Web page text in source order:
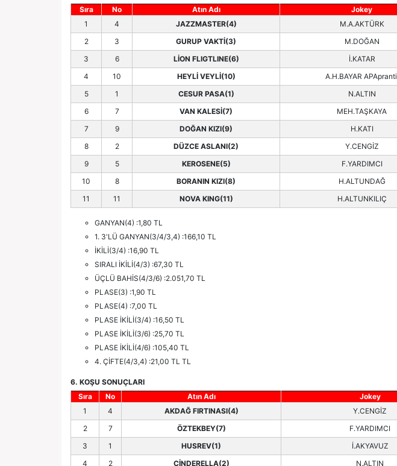
Sıra
No Atın Adı Jokey
1
4 JAZZMASTER(4) M.A.AKTÜRK
2
3 GURUP VAKTİ(3) M.DOĞAN
3
6 LİON FLIGTLINE(6) İ.KATAR
4
10 HEYLİ VEYLİ(10) A.H.BAYAR APApranti
5
1 CESUR PASA(1) N.ALTIN
6
7 VAN KALESİ(7) MEH.TAŞKAYA
7
9 DOĞAN KIZI(9) H.KATI
8
2 DÜZCE ASLANI(2) Y.CENGİZ
9
5 KEROSENE(5) F.YARDIMCI
10
8 BORANIN KIZI(8) H.ALTUNDAĞ
11
11 NOVA KING(11) H.ALTUNKILIÇ
GANYAN(4) :1,80 TL
1. 3'LÜ GANYAN(3/4/3,4) :166,10 TL
İKİLİ(3/4) :16,90 TL
SIRALI İKİLİ(4/3) :67,30 TL
ÜÇLÜ BAHİS(4/3/6) :2.051,70 TL
PLASE(3) :1,90 TL
PLASE(4) :7,00 TL
PLASE İKİLİ(3/4) :16,50 TL
PLASE İKİLİ(3/6) :25,70 TL
PLASE İKİLİ(4/6) :105,40 TL
4. ÇİFTE(4/3,4) :21,00 TL TL
6. KOŞU SONUÇLARI
Sıra
No Atın Adı Jokey
1
4 AKDAĞ FIRTINASI(4) Y.CENGİZ
2
7 ÖZTEKBEY(7) F.YARDIMCI
3
1 HUSREV(1) İ.AKYAVUZ
4
2 CİNDERELLA(2) N.ALTIN